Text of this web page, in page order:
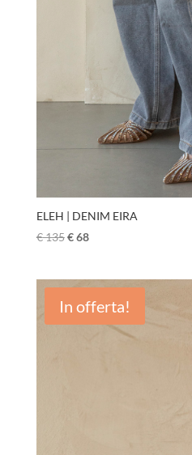
ELEH | DENIM EIRA
€135€68
In offerta!